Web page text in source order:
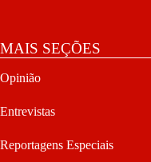
MAIS SEÇÕES
Opinião
Entrevistas
Reportagens Especiais